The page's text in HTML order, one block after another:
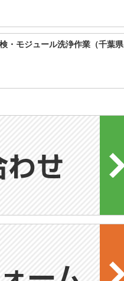
・モジュール洗浄作業（千葉県